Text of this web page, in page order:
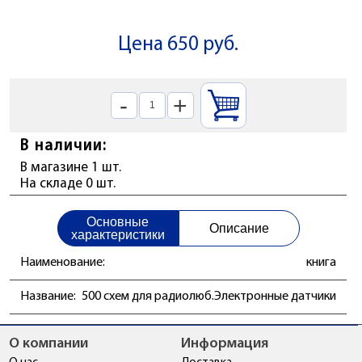
Цена 650 руб.
- +
В наличии:
В магазине 1 шт.
На складе 0 шт.
Основные
характеристики
Описание
Наименование: книга
Название: 500 схем для радиолюб.Электронные датчики
О компании Информация